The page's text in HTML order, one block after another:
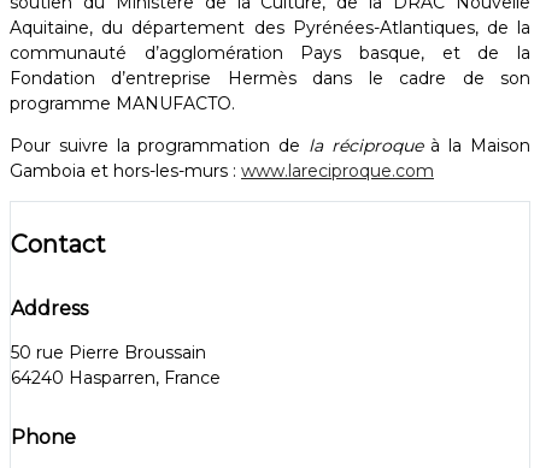
Aquitaine, du département des Pyrénées-Atlantiques, de la
communauté d’agglomération Pays basque, et de la
Fondation d’entreprise Hermès dans le cadre de son
programme MANUFACTO.
Pour suivre la programmation de la réciproqueà la Maison
Gamboia et hors-les-murs : www.lareciproque.com
Contact
Address
50 rue Pierre Broussain
64240 Hasparren, France
Phone